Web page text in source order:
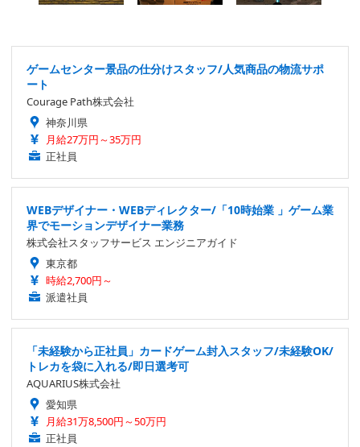
ゲームセンター景品の仕分けスタッフ/人気商品の物流サポ
ート
Courage Path株式会社
神奈川県
月給27万円～35万円
正社員
WEBデザイナー・WEBディレクター/「10時始業 」ゲーム業
界でモーションデザイナー業務
株式会社スタッフサービス エンジニアガイド
東京都
時給2,700円～
派遣社員
「未経験から正社員」カードゲーム封入スタッフ/未経験OK/
トレカを袋に入れる/即日選考可
AQUARIUS株式会社
愛知県
月給31万8,500円～50万円
正社員